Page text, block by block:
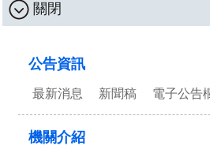
關閉
公告資訊
最新消息 新聞稿 電子公告
機關介紹